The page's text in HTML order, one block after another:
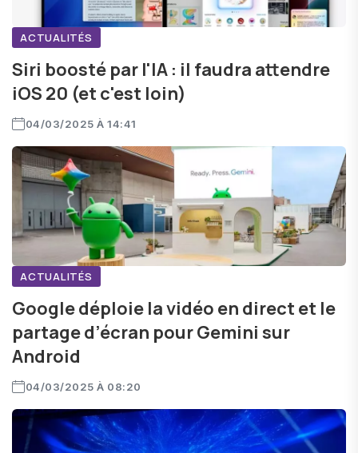
ACTUALITÉS
Siri boosté par l'IA : il faudra attendre
iOS 20 (et c'est loin)
04/03/2025 À 14:41
ACTUALITÉS
Google déploie la vidéo en direct et le
partage d’écran pour Gemini sur
Android
04/03/2025 À 08:20